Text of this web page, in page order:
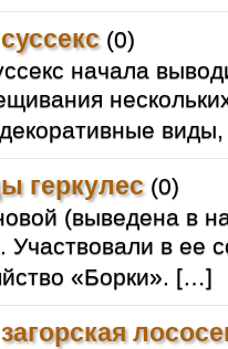
(0)
начала
геркулес(0)
(выведена в
Участвовали в ее
«Борки». […]